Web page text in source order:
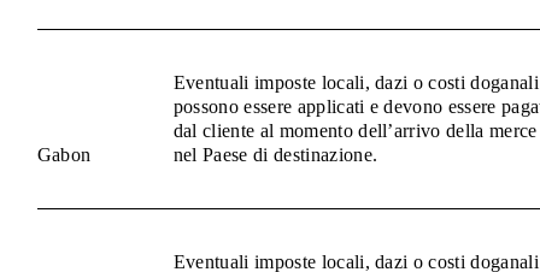
Gabon
Eventuali imposte locali, dazi o costi doganali
possono essere applicati e devono essere
dal cliente al momento dell’arrivo della merce
nel Paese di destinazione.
Eventuali imposte locali, dazi o costi doganali